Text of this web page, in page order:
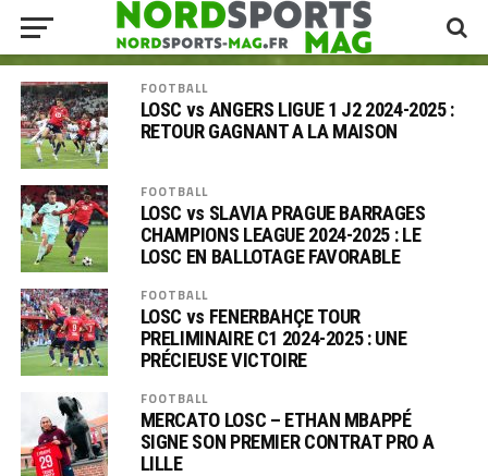
FOOTBALL
LOSC vs ANGERS LIGUE 1 J2 2024-2025 :
RETOUR GAGNANT A LA MAISON
FOOTBALL
LOSC vs SLAVIA PRAGUE BARRAGES
CHAMPIONS LEAGUE 2024-2025 : LE
LOSC EN BALLOTAGE FAVORABLE
FOOTBALL
LOSC vs FENERBAHÇE TOUR
PRELIMINAIRE C1 2024-2025 : UNE
PRÉCIEUSE VICTOIRE
FOOTBALL
MERCATO LOSC – ETHAN MBAPPÉ
SIGNE SON PREMIER CONTRAT PRO A
LILLE